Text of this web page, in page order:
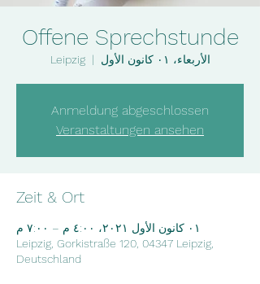
Offene Sprechstunde
الأربعاء، ٠١ كانون الأول
  |
Leipzig
Anmeldung abgeschlossen
Veranstaltungen ansehen
Zeit & Ort
٠١ كانون الأول ٢٠٢١، ٤:٠٠ م – ٧:٠٠ م
Leipzig, Gorkistraße 120, 04347 Leipzig,
Deutschland